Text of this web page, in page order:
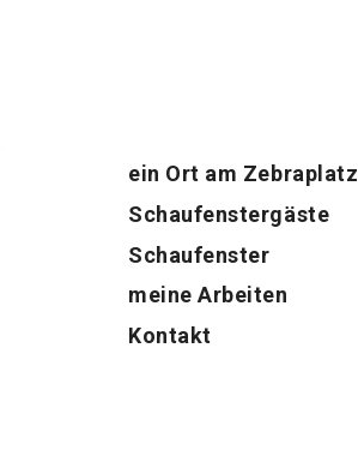
ein Ort am Zebraplatz
Schaufenster­gäste
Schaufenster
meine Arbeiten
Kontakt